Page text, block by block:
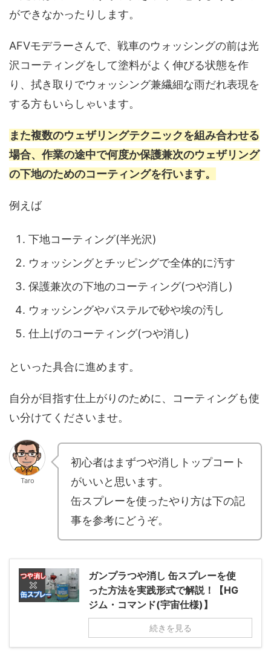
ができなかったりします。
AFVモデラーさんで、戦車のウォッシングの前は光
沢コーティングをして塗料がよく伸びる状態を作
り、拭き取りでウォッシング兼繊細な雨だれ表現を
する方もいらしゃいます。
また複数のウェザリングテクニックを組み合わせる
場合、作業の途中で何度か保護兼次のウェザリング
の下地のためのコーティングを行います。
例えば
下地コーティング(半光沢)
ウォッシングとチッピングで全体的に汚す
保護兼次の下地のコーティング(つや消し)
ウォッシングやパステルで砂や埃の汚し
仕上げのコーティング(つや消し)
といった具合に進めます。
自分が目指す仕上がりのために、コーティングも使
い分けてくださいませ。
Taro
初心者はまずつや消しトップコート
がいいと思います。
缶スプレーを使ったやり方は下の記
事を参考にどうぞ。
ガンプラつや消し 缶スプレーを使
った方法を実践形式で解説！【HG
ジム・コマンド(宇宙仕様)】
続きを見る